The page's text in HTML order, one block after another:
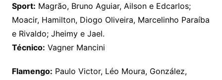
Sport: Magrão, Bruno Aguiar, Ailson e Edcarlos;
Moacir, Hamilton, Diogo Oliveira, Marcelinho Paraíba
e Rivaldo; Jheimy e Jael.
Técnico: Vagner Mancini
Flamengo: Paulo Victor, Léo Moura, González,